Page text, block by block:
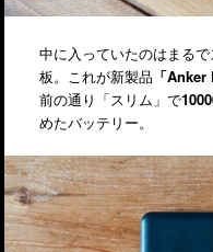
中に入っていたのはまる
板。これが新製品 「
前の通り「スリム」で
めたバッテリー。